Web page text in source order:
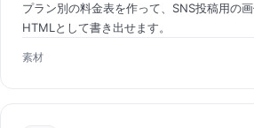
プラン別の料金表を作って、SNS投稿用の
HTMLとして書き出せます。
素材